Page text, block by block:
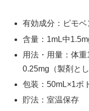
有効成分：ピモベ
含量：1mL中
用法・用量：体
0.25mg（製剤と
包装：50mL×1ボ
貯法：室温保存